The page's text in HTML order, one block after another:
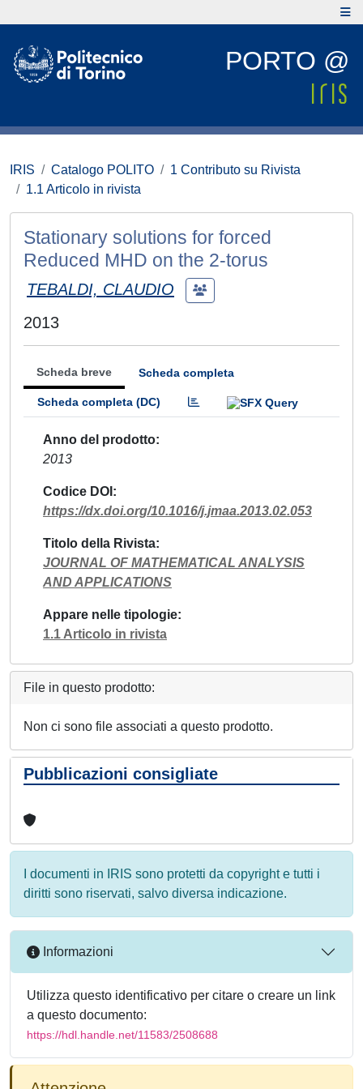
PORTO @
IRIS Catalogo POLITO
1 Contributo su Rivista
1.1 Articolo in rivista
Stationary solutions for forced
Reduced MHD on the 2-torus
TEBALDI, CLAUDIO
2013
Scheda breve Scheda completa
Scheda completa (DC)
Anno del prodotto
2013
Codice DOI
https://dx.doi.org/10.1016/j.jmaa.2013.02.053
Titolo della Rivista
JOURNAL OF MATHEMATICAL ANALYSIS
AND APPLICATIONS
Appare nelle tipologie
1.1 Articolo in rivista
File in questo prodotto:
Non ci sono file associati a questo prodotto.
Pubblicazioni consigliate
I documenti in IRIS sono protetti da copyright e tutti i
diritti sono riservati, salvo diversa indicazione.
Informazioni
Utilizza questo identificativo per citare o creare un link
a questo documento:
https://hdl.handle.net/11583/2508688